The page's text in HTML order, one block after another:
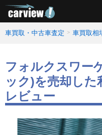
車買取・中古車査定 車買取相
フォルクスワー
ック)を売却した
レビュー